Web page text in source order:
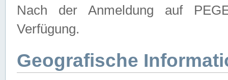
Nach der Anmeldung auf
Verfügung.
Geografische